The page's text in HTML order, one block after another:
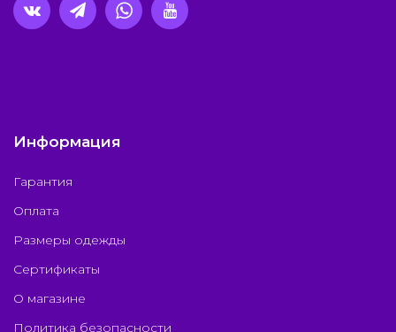
Информация
Гарантия
Оплата
Размеры одежды
Сертификаты
О магазине
Политика безопасности